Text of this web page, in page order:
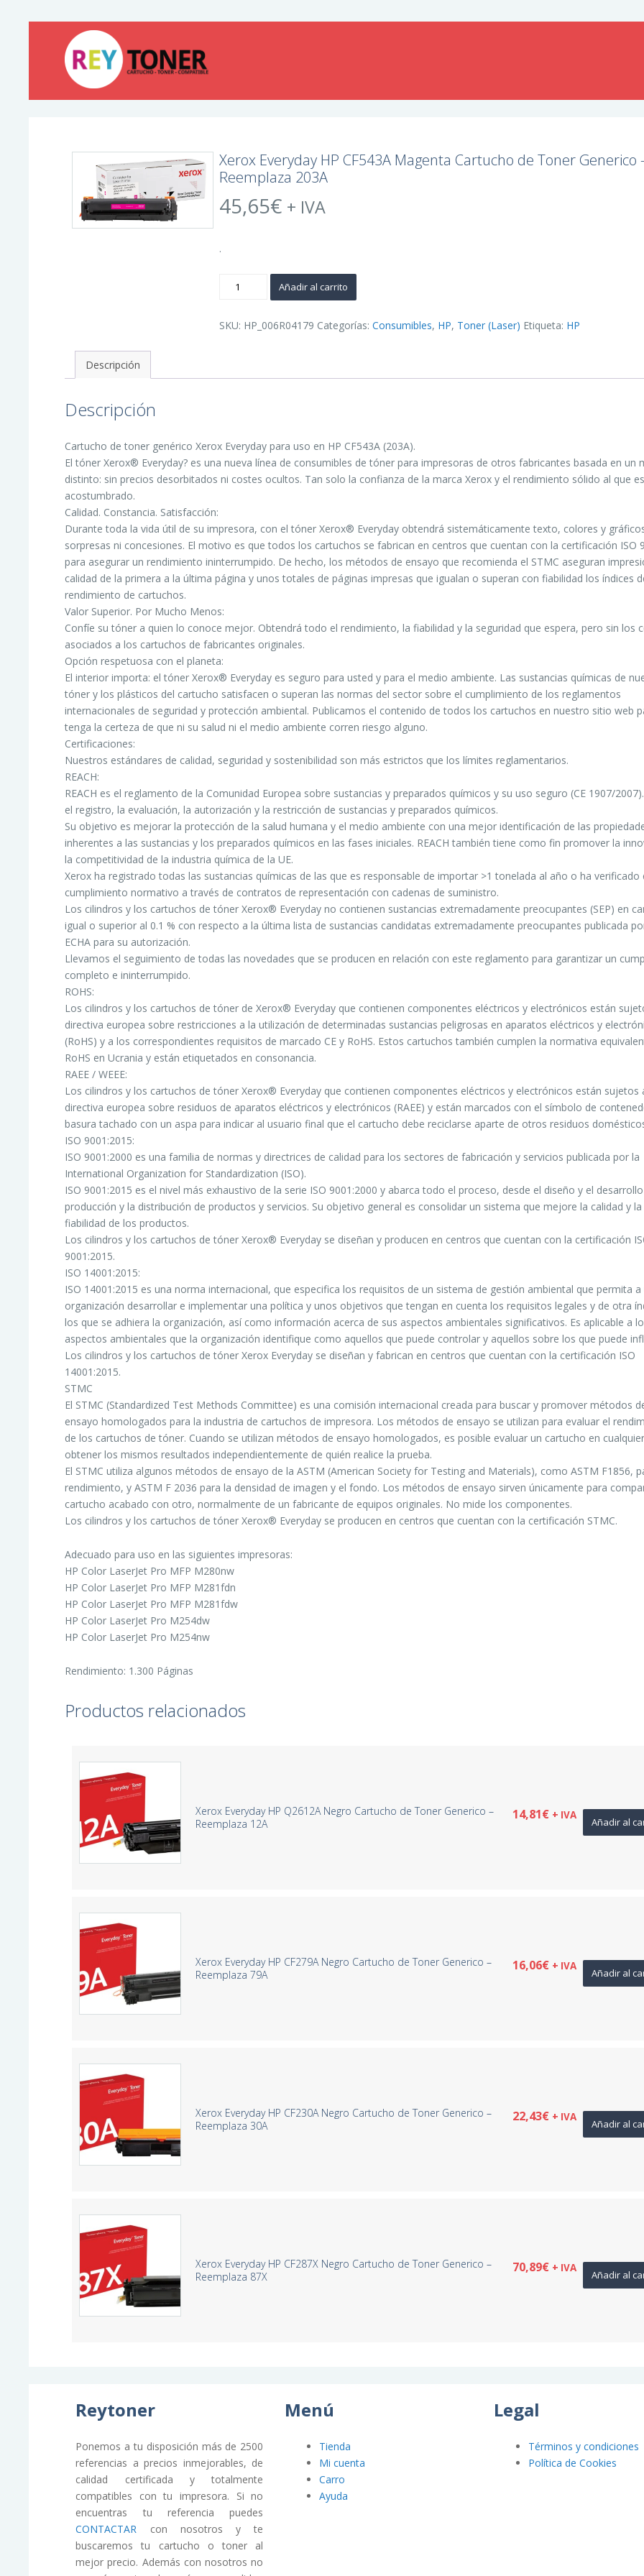
Xerox Everyday HP CF543A Magenta Cartucho de Toner Generico
Reemplaza 203A
45,65€ + IVA
.
Everyday
Cartucho
Reemplaza
Añadir al carrito
SKU: HP_006R04179 Categorías:Consumibles, HP, Toner (Laser) Etiqueta: HP
Descripción
Descripción
Cartucho de toner genérico Xerox Everyday para uso en HP CF543A (203A).
El tóner Xerox® Everyday? es una nueva línea de consumibles de tóner para impresoras de otros fabricantes basada en un
distinto: sin precios desorbitados ni costes ocultos. Tan solo la confianza de la marca Xerox y el rendimiento sólido al que
acostumbrado.
Calidad. Constancia. Satisfacción:
Durante toda la vida útil de su impresora, con el tóner Xerox® Everyday obtendrá sistemáticamente texto, colores y
sorpresas ni concesiones. El motivo es que todos los cartuchos se fabrican en centros que cuentan con la certificación ISO
para asegurar un rendimiento ininterrumpido. De hecho, los métodos de ensayo que recomienda el STMC aseguran
calidad de la primera a la última página y unos totales de páginas impresas que igualan o superan con fiabilidad los índices
rendimiento de cartuchos.
Valor Superior. Por Mucho Menos:
Confíe su tóner a quien lo conoce mejor. Obtendrá todo el rendimiento, la fiabilidad y la seguridad que espera, pero sin los
asociados a los cartuchos de fabricantes originales.
Opción respetuosa con el planeta:
El interior importa: el tóner Xerox® Everyday es seguro para usted y para el medio ambiente. Las sustancias químicas de
tóner y los plásticos del cartucho satisfacen o superan las normas del sector sobre el cumplimiento de los reglamentos
internacionales de seguridad y protección ambiental. Publicamos el contenido de todos los cartuchos en nuestro sitio web
tenga la certeza de que ni su salud ni el medio ambiente corren riesgo alguno.
Certificaciones:
Nuestros estándares de calidad, seguridad y sostenibilidad son más estrictos que los límites reglamentarios.
REACH:
REACH es el reglamento de la Comunidad Europea sobre sustancias y preparados químicos y su uso seguro (CE 1907/
el registro, la evaluación, la autorización y la restricción de sustancias y preparados químicos.
Su objetivo es mejorar la protección de la salud humana y el medio ambiente con una mejor identificación de las
inherentes a las sustancias y los preparados químicos en las fases iniciales. REACH también tiene como fin promover la
la competitividad de la industria química de la UE.
Xerox ha registrado todas las sustancias químicas de las que es responsable de importar >1 tonelada al año o ha verificado
cumplimiento normativo a través de contratos de representación con cadenas de suministro.
Los cilindros y los cartuchos de tóner Xerox® Everyday no contienen sustancias extremadamente preocupantes (SEP) en
igual o superior al 0.1 % con respecto a la última lista de sustancias candidatas extremadamente preocupantes publicada
ECHA para su autorización.
Llevamos el seguimiento de todas las novedades que se producen en relación con este reglamento para garantizar un
completo e ininterrumpido.
ROHS:
Los cilindros y los cartuchos de tóner de Xerox® Everyday que contienen componentes eléctricos y electrónicos están
directiva europea sobre restricciones a la utilización de determinadas sustancias peligrosas en aparatos eléctricos y
(RoHS) y a los correspondientes requisitos de marcado CE y RoHS. Estos cartuchos también cumplen la normativa
RoHS en Ucrania y están etiquetados en consonancia.
RAEE / WEEE:
Los cilindros y los cartuchos de tóner Xerox® Everyday que contienen componentes eléctricos y electrónicos están sujetos
directiva europea sobre residuos de aparatos eléctricos y electrónicos (RAEE) y están marcados con el símbolo de
basura tachado con un aspa para indicar al usuario final que el cartucho debe reciclarse aparte de otros residuos
ISO 9001:2015:
ISO 9001:2000 es una familia de normas y directrices de calidad para los sectores de fabricación y servicios publicada por la
International Organization for Standardization (ISO).
ISO 9001:2015 es el nivel más exhaustivo de la serie ISO 9001:2000 y abarca todo el proceso, desde el diseño y el
producción y la distribución de productos y servicios. Su objetivo general es consolidar un sistema que mejore la calidad y la
fiabilidad de los productos.
Los cilindros y los cartuchos de tóner Xerox® Everyday se diseñan y producen en centros que cuentan con la certificación
9001:2015.
ISO 14001:2015:
ISO 14001:2015 es una norma internacional, que especifica los requisitos de un sistema de gestión ambiental que permita a
organización desarrollar e implementar una política y unos objetivos que tengan en cuenta los requisitos legales y de otra
los que se adhiera la organización, así como información acerca de sus aspectos ambientales significativos. Es aplicable a
aspectos ambientales que la organización identifique como aquellos que puede controlar y aquellos sobre los que puede
Los cilindros y los cartuchos de tóner Xerox Everyday se diseñan y fabrican en centros que cuentan con la certificación ISO
14001:2015.
STMC
El STMC (Standardized Test Methods Committee) es una comisión internacional creada para buscar y promover métodos
ensayo homologados para la industria de cartuchos de impresora. Los métodos de ensayo se utilizan para evaluar el
de los cartuchos de tóner. Cuando se utilizan métodos de ensayo homologados, es posible evaluar un cartucho en
obtener los mismos resultados independientemente de quién realice la prueba.
El STMC utiliza algunos métodos de ensayo de la ASTM (American Society for Testing and Materials), como ASTM F1856,
rendimiento, y ASTM F 2036 para la densidad de imagen y el fondo. Los métodos de ensayo sirven únicamente para
cartucho acabado con otro, normalmente de un fabricante de equipos originales. No mide los componentes.
Los cilindros y los cartuchos de tóner Xerox® Everyday se producen en centros que cuentan con la certificación STMC.
Adecuado para uso en las siguientes impresoras:
HP Color LaserJet Pro MFP M280nw
HP Color LaserJet Pro MFP M281fdn
HP Color LaserJet Pro MFP M281fdw
HP Color LaserJet Pro M254dw
HP Color LaserJet Pro M254nw
Rendimiento: 1.300 Páginas
Productos relacionados
Xerox Everyday HP Q2612A Negro Cartucho de Toner Generico –
Reemplaza 12A
14,81€ + IVA
Añadir al
Xerox Everyday HP CF279A Negro Cartucho de Toner Generico –
Reemplaza 79A
16,06€ + IVA
Añadir al
Xerox Everyday HP CF230A Negro Cartucho de Toner Generico –
Reemplaza 30A
22,43€ + IVA
Añadir al
Xerox Everyday HP CF287X Negro Cartucho de Toner Generico –
Reemplaza 87X
70,89€ + IVA
Añadir al
Reytoner
Ponemos a tu disposición más de 2500
referencias a precios inmejorables, de
calidad certificada y totalmente
compatibles con tu impresora. Si no
encuentras tu referencia puedes
CONTACTAR con nosotros y te
buscaremos tu cartucho o toner al
mejor precio. Además con nosotros no
Menú
Tienda
Mi cuenta
Carro
Ayuda
Legal
Términos y condiciones
Política de Cookies